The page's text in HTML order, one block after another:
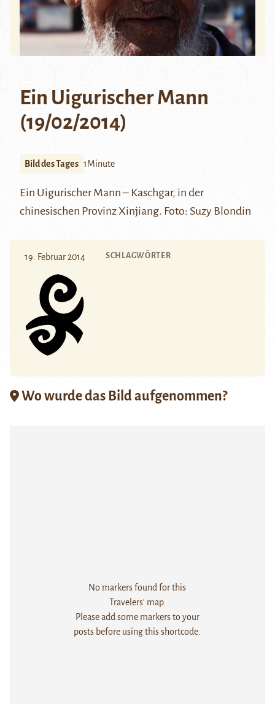
Ein Uigurischer Mann
(19/02/2014)
Bild des Tages 1Minute
Ein Uigurischer Mann – Kaschgar, in der
chinesischen Provinz Xinjiang. Foto: Suzy Blondin
19. Februar 2014 SCHLAGWÖRTER
Wo wurde das Bild aufgenommen?
No markers found for this
Travelers' map.
Please add some markers to your
posts before using this shortcode.